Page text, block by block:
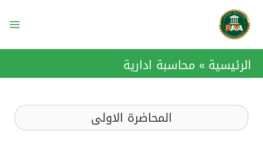
المحتوى
الرئيسية محاسبة ادارية
المحاضرة الاولى